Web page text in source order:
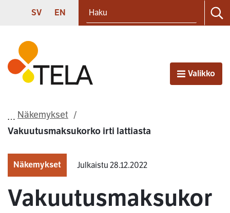
Siirry sisältöön
SVENSKA
SV ENGLISH
EN
Etusivu
AvaaValikko
Näkemykset
Vakuutusmaksukorko irti lattiasta
Näkemykset Julkaistu 28.12.2022
Vakuutusmaksukor